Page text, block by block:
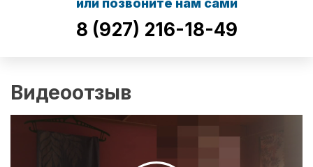
или позвоните нам сами
8 (927) 216-18-49
Видеоотзыв